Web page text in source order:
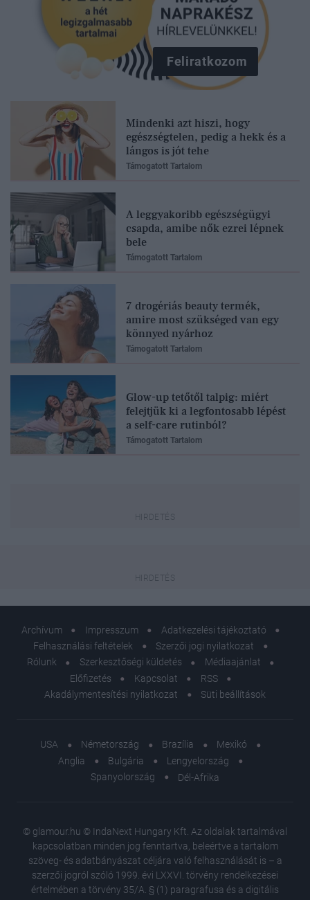
Feliratkozom
Mindenki azt hiszi, hogy
egészségtelen, pedig a hekk és a
lángos is jót tehe
Támogatott Tartalom
A leggyakoribb egészségügyi
csapda, amibe nők ezrei lépnek
bele
Támogatott Tartalom
7 drogériás beauty termék,
amire most szükséged van egy
könnyed nyárhoz
Támogatott Tartalom
Glow-up tetőtől talpig: miért
felejtjük ki a legfontosabb lépést
a self-care rutinból?
Támogatott Tartalom
Archívum Impresszum
Adatkezelési tájékoztató
Felhasználási feltételek
Szerzői jogi nyilatkozat
Rólunk
Szerkesztőségi küldetés
Médiaajánlat
Előfizetés
Kapcsolat
RSS
Akadálymentesítési nyilatkozat
Süti beállítások
USA Németország Brazília
Mexikó
Anglia
Bulgária
Lengyelország
Spanyolország
Dél-Afrika
© glamour.hu © IndaNext Hungary Kft. Az oldalak tartalmával
kapcsolatban minden jog fenntartva, beleértve a tartalom
szöveg- és adatbányászat céljára való felhasználását is – a
szerzői jogról szóló 1999. évi LXXVI. törvény rendelkezései
értelmében a törvény 35/A. § (1) paragrafusa és a digitális